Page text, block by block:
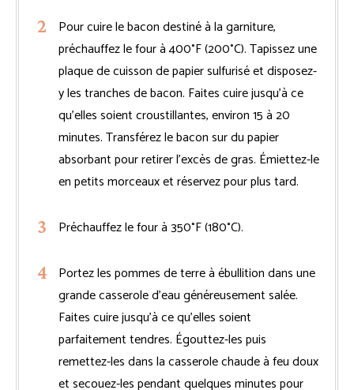
Pour cuire le bacon destiné à la garniture,
préchauffez le four à 400°F (200°C). Tapissez une
plaque de cuisson de papier sulfurisé et disposez-
y les tranches de bacon. Faites cuire jusqu’à ce
qu’elles soient croustillantes, environ 15 à 20
minutes. Transférez le bacon sur du papier
absorbant pour retirer l’excès de gras. Émiettez-le
en petits morceaux et réservez pour plus tard.
Préchauffez le four à 350°F (180°C).
Portez les pommes de terre à ébullition dans une
grande casserole d’eau généreusement salée.
Faites cuire jusqu’à ce qu’elles soient
parfaitement tendres. Égouttez-les puis
remettez-les dans la casserole chaude à feu doux
et secouez-les pendant quelques minutes pour